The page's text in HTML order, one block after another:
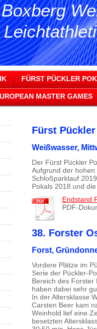
FÜRST PÜCKLER
MASTER GAMES
Fürst
Weißwasser,
Der Fürst Pückler
Aufgrund der
Schloßparklauf
Pokals 2018 und
Endstand
PDF-
38. Forster
Forst,
Vordere Plätze im
Serie der Pückler-
Bereich des Forster
haben dabei sehr
In der Altersklasse
Carsten Beer kam
Weinhold lief eine
besetzten